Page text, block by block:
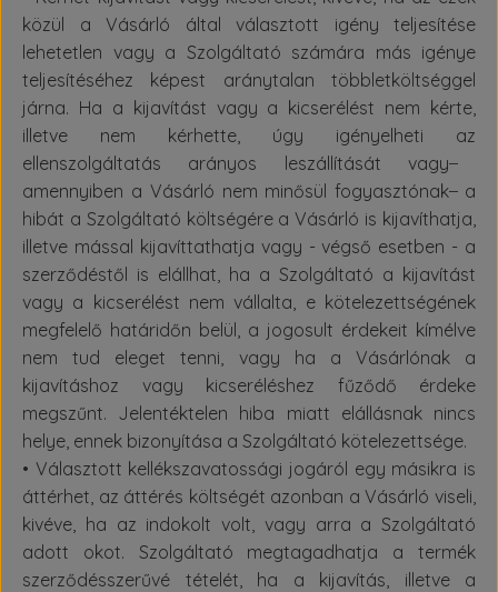
közül a Vásárló által választott igény teljesítése
lehetetlen vagy a Szolgáltató számára más igénye
teljesítéséhez képest aránytalan többletköltséggel
járna. Ha a kijavítást vagy a kicserélést nem kérte,
illetve nem kérhette, úgy igényelheti az
ellenszolgáltatás arányos leszállítását vagy ̶
amennyiben a Vásárló nem minősül fogyasztónak ̶ a
hibát a Szolgáltató költségére a Vásárló is kijavíthatja,
illetve mással kijavíttathatja vagy - végső esetben - a
szerződéstől is elállhat, ha a Szolgáltató a kijavítást
vagy a kicserélést nem vállalta, e kötelezettségének
megfelelő határidőn belül, a jogosult érdekeit kímélve
nem tud eleget tenni, vagy ha a Vásárlónak a
kijavításhoz vagy kicseréléshez fűződő érdeke
megszűnt. Jelentéktelen hiba miatt elállásnak nincs
helye, ennek bizonyítása a Szolgáltató kötelezettsége.
• Választott kellékszavatossági jogáról egy másikra is
áttérhet, az áttérés költségét azonban a Vásárló viseli,
kivéve, ha az indokolt volt, vagy arra a Szolgáltató
adott okot. Szolgáltató megtagadhatja a termék
szerződésszerűvé tételét, ha a kijavítás, illetve a